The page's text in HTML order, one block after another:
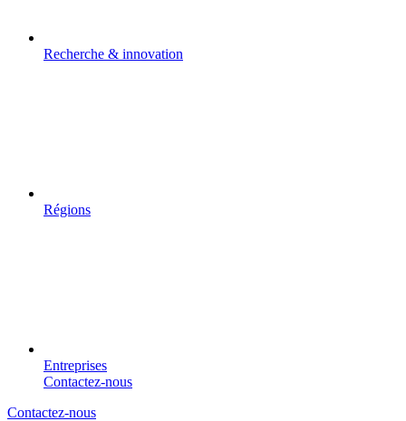
Recherche & innovation
Régions
Entreprises
Contactez-nous
Contactez-nous